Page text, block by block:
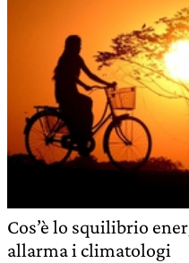
Cos’è lo squilibrio
allarma i climatologi